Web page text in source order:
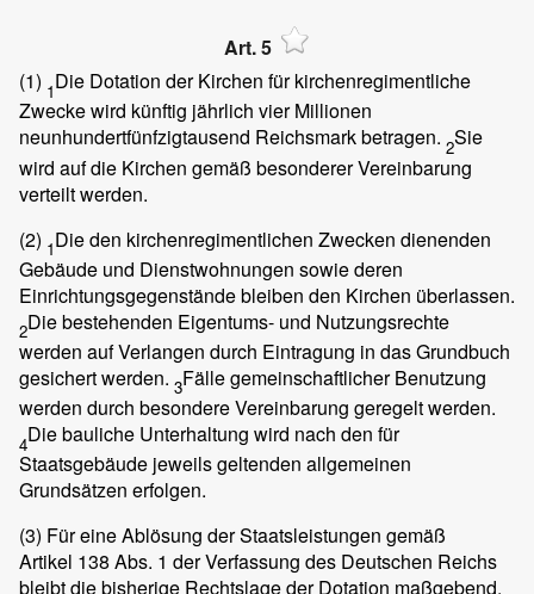
Art. 5
(1) 1Die Dotation der Kirchen für kirchenregimentliche
Zwecke wird künftig jährlich vier Millionen
neunhundertfünfzigtausend Reichsmark betragen. 2Sie
wird auf die Kirchen gemäß besonderer Vereinbarung
verteilt werden.
(2) 1Die den kirchenregimentlichen Zwecken dienenden
Gebäude und Dienstwohnungen sowie deren
Einrichtungsgegenstände bleiben den Kirchen überlassen.
2Die bestehenden Eigentums- und Nutzungsrechte
werden auf Verlangen durch Eintragung in das Grundbuch
gesichert werden. 3Fälle gemeinschaftlicher Benutzung
werden durch besondere Vereinbarung geregelt werden.
4Die bauliche Unterhaltung wird nach den für
Staatsgebäude jeweils geltenden allgemeinen
Grundsätzen erfolgen.
(3) Für eine Ablösung der Staatsleistungen gemäß
Artikel 138 Abs. 1 der Verfassung des Deutschen Reichs
bleibt die bisherige Rechtslage der Dotation maßgebend.